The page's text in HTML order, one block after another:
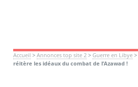
Accueil > Annonces top site 2> Guerre en Libye>
réitère les idéaux du combat de l’Azawad !